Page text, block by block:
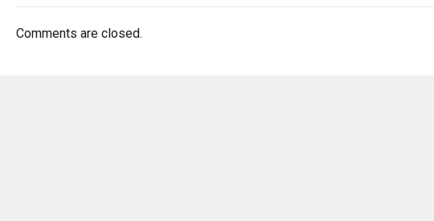
Comments are closed.